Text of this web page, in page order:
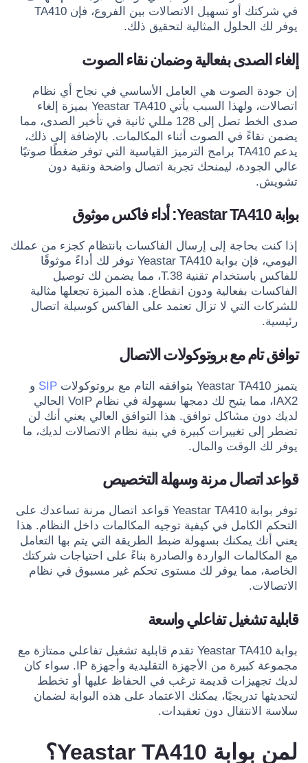
في شركتك أو تسهيل الاتصالات بين الفروع، فإن TA410
يوفر لك الحلول المثالية لتحقيق ذلك.
إلغاء الصدى بفعالية وضمان نقاء الصوت
إن جودة الصوت هي العامل الأساسي في نجاح أي نظام
اتصالات، ولهذا السبب يأتي Yeastar TA410 بميزة إلغاء
صدى الخط تصل إلى 128 مللي ثانية في تأخير الصدى، مما
يضمن نقاءً في الصوت أثناء المكالمات. بالإضافة إلى ذلك،
يدعم TA410 برامج الترميز القياسية التي توفر ضغطًا صوتيًا
عالي الجودة، ليمنحك تجربة اتصال واضحة ونقية دون
تشويش.
بوابة Yeastar TA410: أداء فاكس موثوق
إذا كنت بحاجة إلى إرسال الفاكسات بانتظام كجزء من عملك
اليومي، فإن بوابة Yeastar TA410 توفر لك أداءً موثوقًا
للفاكس باستخدام تقنية T.38، مما يضمن لك توصيل
الفاكسات بفعالية ودون انقطاع. هذه الميزة تجعلها مثالية
للشركات التي لا تزال تعتمد على الفاكس كوسيلة اتصال
رئيسية.
توافق تام مع بروتوكولات الاتصال
يتميز Yeastar TA410 بتوافقه التام مع بروتوكولات SIP و
IAX2، مما يتيح لك دمجها بسهولة في نظام VoIP الحالي
لديك دون مشاكل توافق. هذا التوافق العالي يعني أنك لن
تضطر إلى تغييرات كبيرة في بنية نظام الاتصالات لديك، ما
يوفر لك الوقت والمال.
قواعد اتصال مرنة وسهلة التخصيص
توفر بوابة Yeastar TA410 قواعد اتصال مرنة تساعدك على
التحكم الكامل في كيفية توجيه المكالمات داخل النظام. هذا
يعني أنك يمكنك بسهولة ضبط الطريقة التي يتم بها التعامل
مع المكالمات الواردة والصادرة بناءً على احتياجات شركتك
الخاصة، مما يوفر لك مستوى تحكم غير مسبوق في نظام
الاتصالات.
قابلية تشغيل تفاعلي واسعة
بوابة Yeastar TA410 تقدم قابلية تشغيل تفاعلي ممتازة مع
مجموعة كبيرة من الأجهزة التقليدية وأجهزة IP. سواء كان
لديك تجهيزات قديمة ترغب في الحفاظ عليها أو تخطط
لتحديثها تدريجيًا، يمكنك الاعتماد على هذه البوابة لضمان
سلاسة الانتقال دون تعقيدات.
لمن بوابة Yeastar TA410؟